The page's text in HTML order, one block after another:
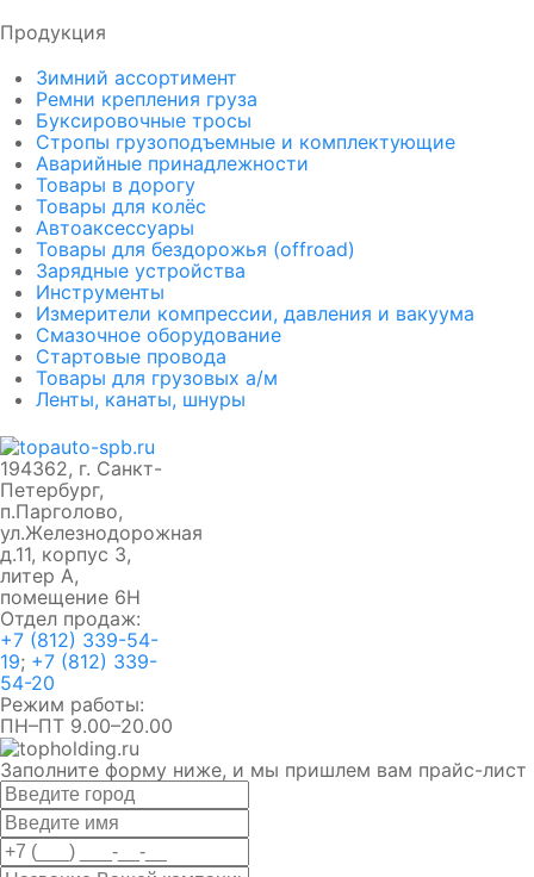
Продукция
Зимний ассортимент
Ремни крепления груза
Буксировочные тросы
Стропы грузоподъемные и комплектующие
Аварийные принадлежности
Товары в дорогу
Товары для колёс
Автоаксессуары
Товары для бездорожья (offroad)
Зарядные устройства
Инструменты
Измерители компрессии, давления и вакуума
Смазочное оборудование
Стартовые провода
Товары для грузовых а/м
Ленты, канаты, шнуры
194362, г. Санкт-
Петербург,
п.Парголово,
ул.Железнодорожная
д.11, корпус 3,
литер А,
помещение 6Н
Отдел продаж:
+7 (812) 339-54-
19; +7 (812) 339-
54-20
Режим работы:
ПН–ПТ 9.00–20.00
Заполните форму ниже, и мы пришлем вам прайс-лист